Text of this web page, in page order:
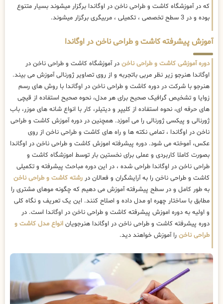
که در آموزشگاه کاشت و طراحی ناخن در اوگاندا برگزار میشوند بسیار متنوع
بوده و در 3 سطح تخصصی ، تکمیلی ، مربیگری برگزار میشوند.
آموزش پیشرفته کاشت و طراحی ناخن در اوگاندا
دوره آموزشی کاشت و طراحی ناخن در آموزشگاه کاشت و طراحی ناخن در
اوگاندا هنرجو زیر نظر مربی باتجربه و از روی تصاویر ژورنالی آموزش می بیند.
هنرجو با شرکت در دوره کاشت و طراحی ناخن در اوگاندا با روش های رسم
زوایا و تشخیص گرافیک صحیح برای هر مدل، نحوه صحیح استفاده از قیچی
های حرفه ای، نحوه استفاده از کلیپر و دیتیلر، کار با انواع شانه های موزر، باب
ژورنالی و پیکسی ژورنالی را می آموزد. همچنین در دوره آموزش کاشت و طراحی
ناخن در اوگاندا ، تمامی نکته ها و راه های کاشت و طراحی ناخن از روی
عکس، آموخته می شود. دوره پیشرفته اموزش کاشت و طراحی ناخن در اوگاندا
بصورت کاملا کاربردی و عملی برای نخستین بار توسط اموزشگاه کاشت و
طراحی ناخن در اوگاندا طراحی شده ، در این دوره مباحث پیشرفته و تکمیلی
کاشت و طراحی ناخن را به آرایشگران و فعالان در رشته کاشت و طراحی ناخن
به طور کامل و در سطح پیشرفته آموزش می دهیم که چگونه موهای مشتری را
مطابق با ساختار چهره او مدل داده و اصلاح کنند. این یک تعریف و نگاه کلی
و اولیه به دوره اموزش پیشرفته کاشت و طراحی ناخن در اوگاندا است. در
دوره پیشرفته کاشت و طراحی ناخن در اوگاندا هنرجویان انواع مدل کاشت و
طراحی ناخن را آموزش خواهند دید.